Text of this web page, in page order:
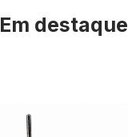
Em destaque